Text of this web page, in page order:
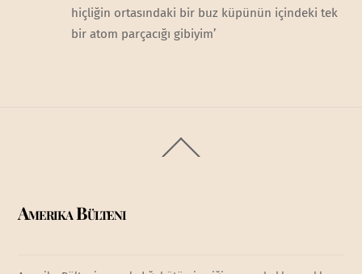
hiçliğin ortasındaki bir buz küpünün içindeki tek
bir atom parçacığı gibiyim’
To
Amerika Bülteni